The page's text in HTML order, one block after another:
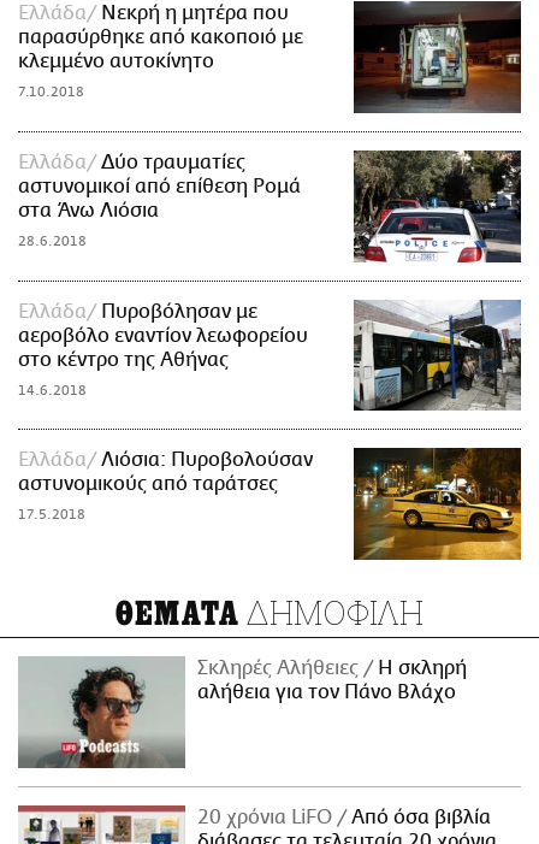
Ελλάδα
Νεκρή η μητέρα που
παρασύρθηκε από κακοποιό με
κλεμμένο αυτοκίνητο
7.10.2018
Ελλάδα
Δύο τραυματίες
αστυνομικοί από επίθεση Ρομά
στα Άνω Λιόσια
28.6.2018
Ελλάδα
Πυροβόλησαν με
αεροβόλο εναντίον λεωφορείου
στο κέντρο της Αθήνας
14.6.2018
Ελλάδα
Λιόσια: Πυροβολούσαν
αστυνομικούς από ταράτσες
17.5.2018
ΘΕΜΑΤΑ ΔΗΜΟΦΙΛΗ
Σκληρές Αλήθειες
H σκληρή
αλήθεια για τον Πάνο Βλάχο
20 χρόνια LiFO
Από όσα βιβλία